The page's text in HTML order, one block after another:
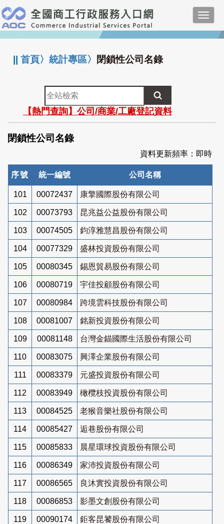
跳
到
主
要
:::
||首頁〉統計專區〉 閉鎖性公司名錄
全
站
檢
索
【熱門查詢】公司/商業/工廠登記資料
閉鎖性公司名錄
資料更新頻率：即時
序號 統一編號 公司名稱
101 00072437 康擎國際股份有限公司
102 00073793 昆兆益公益股份有限公司
103 00074505 鈞淳雅慧昌股份有限公司
104 00077329 盛林投資股份有限公司
105 00080345 錫恩貿易股份有限公司
106 00080719 宇佳投顧股份有限公司
107 00080984 跨境雲科技股份有限公司
108 00081007 銘新投資股份有限公司
109 00081148 台灣金錨國際生活股份有限公司
110 00083075 興澤企業股份有限公司
111 00083379 元盛投資股份有限公司
112 00083949 橄欖枝投資股份有限公司
113 00084525 老猴音樂社股份有限公司
114 00085427 逅巷股份有限公司
115 00085833 晨星環球投資股份有限公司
116 00086349 家沛投資股份有限公司
117 00086565 良沐實投資股份有限公司
118 00086853 影墨文創股份有限公司
119 00090174 鉅客昆饕股份有限公司